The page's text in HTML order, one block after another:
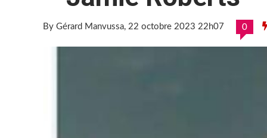
By Gérard Manvussa, 22 octobre 2023 22h07 0